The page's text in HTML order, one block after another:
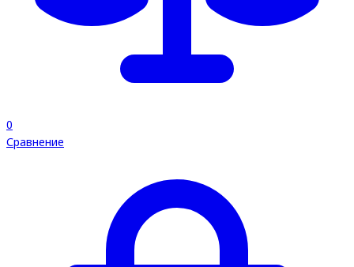
0
Сравнение